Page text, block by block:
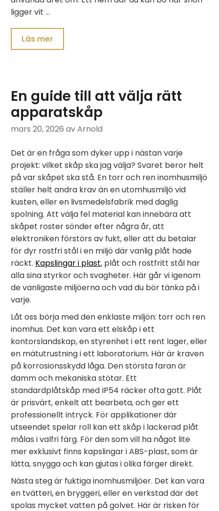
ligger vit …
Läs mer
En guide till att välja rätt
apparatskåp
mars 20, 2026 av Arnold
Det är en fråga som dyker upp i nästan varje
projekt: vilket skåp ska jag välja? Svaret beror helt
på var skåpet ska stå. En torr och ren inomhusmiljö
ställer helt andra krav än en utomhusmiljö vid
kusten, eller en livsmedelsfabrik med daglig
spolning. Att välja fel material kan innebära att
skåpet roster sönder efter några år, att
elektroniken förstörs av fukt, eller att du betalar
för dyr rostfri stål i en miljö där vanlig plåt hade
räckt. Kapslingar i plast, plåt och rostfritt stål har
alla sina styrkor och svagheter. Här går vi igenom
de vanligaste miljöerna och vad du bör tänka på i
varje.
Låt oss börja med den enklaste miljön: torr och ren
inomhus. Det kan vara ett elskåp i ett
kontorslandskap, en styrenhet i ett rent lager, eller
en mätutrustning i ett laboratorium. Här är kraven
på korrosionsskydd låga. Den största faran är
damm och mekaniska stötar. Ett
standardplåtskåp med IP54 räcker ofta gott. Plåt
är prisvärt, enkelt att bearbeta, och ger ett
professionellt intryck. För applikationer där
utseendet spelar roll kan ett skåp i lackerad plåt
målas i valfri färg. För den som vill ha något lite
mer exklusivt finns kapslingar i ABS-plast, som är
lätta, snygga och kan gjutas i olika färger direkt.
Nästa steg är fuktiga inomhusmiljöer. Det kan vara
en tvätteri, en bryggeri, eller en verkstad där det
spolas mycket vatten på golvet. Här är risken för